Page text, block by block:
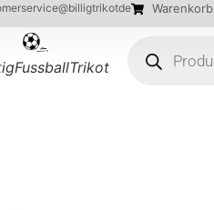
Warenkorb